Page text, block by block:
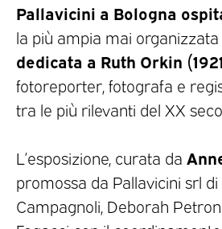
Pallavicini a Bologna
la più ampia mai organizzata
dedicata a Ruth Orkin
fotoreporter, fotografa e
tra le più rilevanti del XX
L’esposizione, curata da
promossa da Pallavicini srl
Campagnoli, Deborah